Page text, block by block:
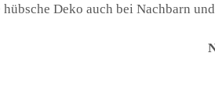
Deko auch bei Nachbarn